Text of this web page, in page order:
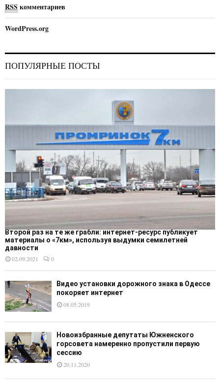
RSSкомментариев
WordPress.org
ПОПУЛЯРНЫЕ ПОСТЫ
Второй раз на те же грабли: интернет-ресурс публикует
материалы о «7км», используя выдумки семилетней
давности
02.09.2021
0
Видео установки дорожного знака в Одессе
покоряет интернет
08.05.2019
Новоизбранные депутаты Южненского
горсовета намеренно пропустили первую
сессию
20.11.2020